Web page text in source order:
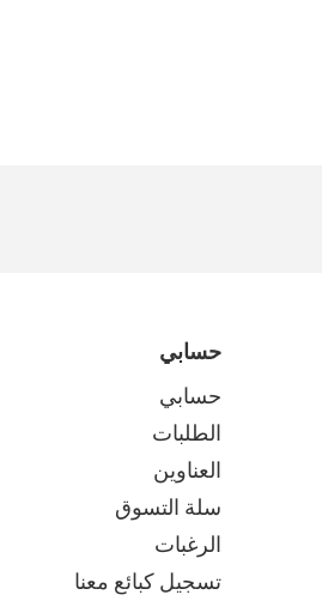
حسابي
حسابي
الطلبات
العناوين
سلة التسوق
الرغبات
تسجيل كبائع معنا